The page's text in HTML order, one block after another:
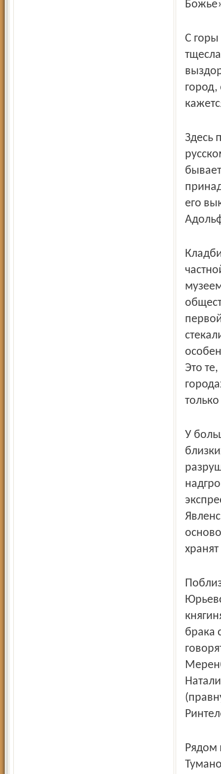
С
Здесь
его
Это
У
брака
Рядом